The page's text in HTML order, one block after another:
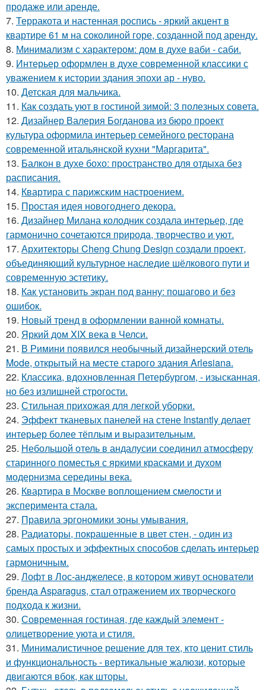
продаже или аренде.
7. Терракота и настенная роспись - яркий акцент в
квартире 61 м на соколиной горе, созданной под аренду.
8. Минимализм с характером: дом в духе ваби - саби.
9. Интерьер оформлен в духе современной классики с
уважением к истории здания эпохи ар - нуво.
10. Детская для мальчика.
11. Как создать уют в гостиной зимой: 3 полезных совета.
12. Дизайнер Валерия Богданова из бюро проект
культура оформила интерьер семейного ресторана
современной итальянской кухни "Маргарита".
13. Балкон в духе бохо: пространство для отдыха без
расписания.
14. Квартира с парижским настроением.
15. Простая идея новогоднего декора.
16. Дизайнер Милана колодник создала интерьер, где
гармонично сочетаются природа, творчество и уют.
17. Архитекторы Cheng Chung Design создали проект,
объединяющий культурное наследие шёлкового пути и
современную эстетику.
18. Как установить экран под ванну: пошагово и без
ошибок.
19. Новый тренд в оформлении ванной комнаты.
20. Яркий дом XIX века в Челси.
21. В Римини появился необычный дизайнерский отель
Mode, открытый на месте старого здания Arlesiana.
22. Классика, вдохновленная Петербургом, - изысканная,
но без излишней строгости.
23. Стильная прихожая для легкой уборки.
24. Эффект тканевых панелей на стене Instantly делает
интерьер более тёплым и выразительным.
25. Небольшой отель в андалусии соединил атмосферу
старинного поместья с яркими красками и духом
модернизма середины века.
26. Квартира в Москве воплощением смелости и
эксперимента стала.
27. Правила эргономики зоны умывания.
28. Радиаторы, покрашенные в цвет стен, - один из
самых простых и эффектных способов сделать интерьер
гармоничным.
29. Лофт в Лос-анджелесе, в котором живут основатели
бренда Asparagus, стал отражением их творческого
подхода к жизни.
30. Современная гостиная, где каждый элемент -
олицетворение уюта и стиля.
31. Минималистичное решение для тех, кто ценит стиль
и функциональность - вертикальные жалюзи, которые
двигаются вбок, как шторы.